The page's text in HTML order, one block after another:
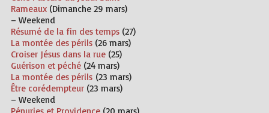
Rameaux(Dimanche 29 mars)
– Weekend
Résumé de la fin des temps(27)
La montée des périls(26 mars)
Croiser Jésus dans la rue(25)
Guérison et péché(24 mars)
La montée des périls(23 mars)
Être corédempteur(23 mars)
– Weekend
Pénuries et Providence(20 mars)